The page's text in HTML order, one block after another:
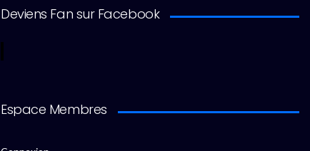
Deviens Fan sur Facebook
Espace Membres